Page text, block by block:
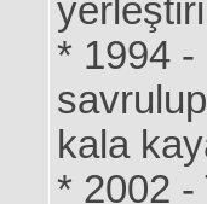
* 1994 -
kala
* 2002 -